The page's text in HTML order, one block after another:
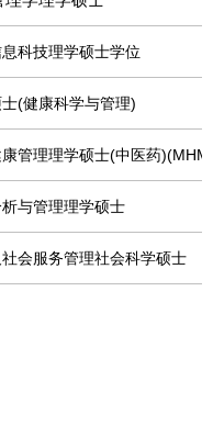
科技理学硕士学位
(健康科学与管理)
管理理学硕士(中医药
与管理理学硕士
会服务管理社会科学硕士